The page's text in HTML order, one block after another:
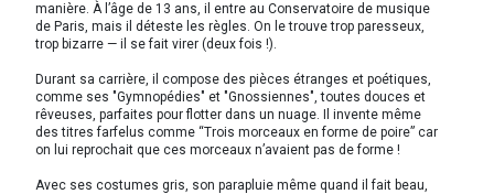
manière. À l’âge de 13 ans, il entre au Conservatoire de musique
de Paris, mais il déteste les règles. On le trouve trop paresseux,
trop bizarre — il se fait virer (deux fois !).
Durant sa carrière, il compose des pièces étranges et poétiques,
comme ses "Gymnopédies" et "Gnossiennes", toutes douces et
rêveuses, parfaites pour flotter dans un nuage. Il invente même
des titres farfelus comme “Trois morceaux en forme de poire” car
on lui reprochait que ces morceaux n’avaient pas de forme !
Avec ses costumes gris, son parapluie même quand il fait beau,